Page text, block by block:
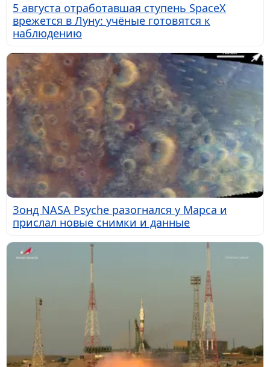
5 августа отработавшая ступень SpaceX
врежется в Луну: учёные готовятся к
наблюдению
Зонд NASA Psyche разогнался у Марса и
прислал новые снимки и данные